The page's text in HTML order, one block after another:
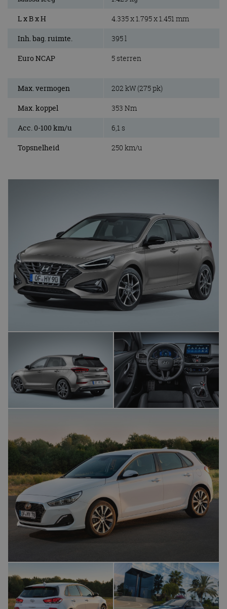
L x B x H 4.335 x 1.795 x 1.451 mm
Inh. bag. ruimte. 395 l
Euro NCAP 5 sterren
Max. vermogen 202 kW (275 pk)
Max. koppel 353 Nm
Acc. 0-100 km/u 6,1 s
Topsnelheid 250 km/u